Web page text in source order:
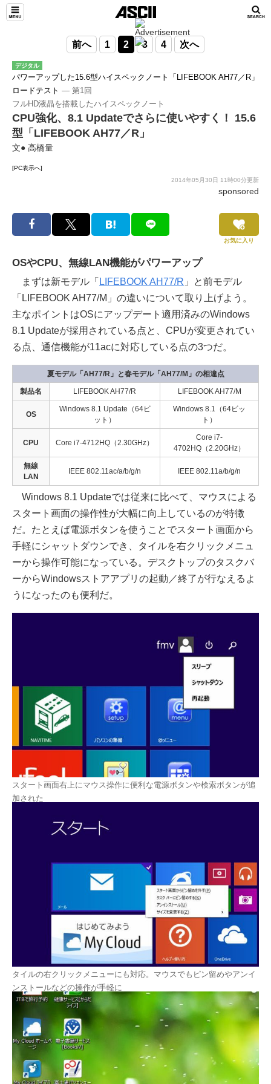
前へ 1 2 3 4 次へ
デジタル
パワーアップした15.6型ハイスペックノート「LIFEBOOK AH77／R」
ロードテスト ― 第1回
フルHD液晶を搭載したハイスペックノート
CPU強化、8.1 Updateでさらに使いやすく！ 15.6
型「LIFEBOOK AH77／R」
文● 高橋量
[PC表示へ]
2014年05月30日 11時00分更新
sponsored
お気に入り
OSやCPU、無線LAN機能がパワーアップ
まずは新モデル「 LIFEBOOK AH77/R 」と前モデル
「LIFEBOOK AH77/M」の違いについて取り上げよう。
主なポイントはOSにアップデート適用済みのWindows
8.1 Updateが採用されている点と、CPUが変更されてい
る点、通信機能が11acに対応している点の3つだ。
夏モデル「AH77/R」と春モデル「AH77/M」の相違点
製品名 LIFEBOOK AH77/R LIFEBOOK AH77/M
OS
Windows 8.1 Update（64ビ
ット）
Windows 8.1（64ビッ
ト）
CPU Core i7-4712HQ（2.30GHz）
Core i7-
4702HQ（2.20GHz）
無線
LAN
IEEE 802.11ac/a/b/g/n IEEE 802.11a/b/g/n
Windows 8.1 Updateでは従来に比べて、マウスによる
スタート画面の操作性が大幅に向上しているのが特徴
だ。たとえば電源ボタンを使うことでスタート画面から
手軽にシャットダウンでき、タイルを右クリックメニュ
ーから操作可能になっている。デスクトップのタスクバ
ーからWindowsストアアプリの起動／終了が行なえるよ
うになったのも便利だ。
スタート画面右上にマウス操作に便利な電源ボタンや検索ボタンが追
加された
タイルの右クリックメニューにも対応。マウスでもピン留めやアンイ
ンストールなどの操作が手軽に